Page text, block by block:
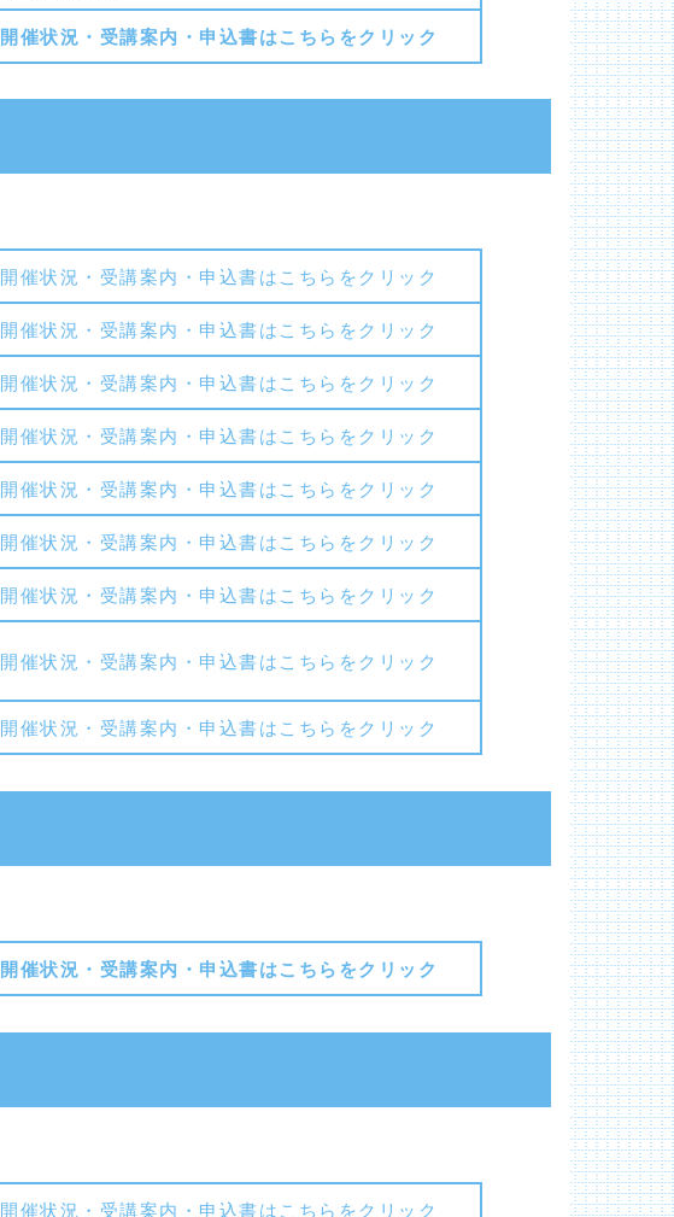
開催状況・受講案内・申込書はこちらをクリック
開催状況・受講案内・申込書はこちらをクリック
開催状況・受講案内・申込書はこちらをクリック
開催状況・受講案内・申込書はこちらをクリック
開催状況・受講案内・申込書はこちらをクリック
開催状況・受講案内・申込書はこちらをクリック
開催状況・受講案内・申込書はこちらをクリック
開催状況・受講案内・申込書はこちらをクリック
開催状況・受講案内・申込書はこちらをクリック
開催状況・受講案内・申込書はこちらをクリック
開催状況・受講案内・申込書はこちらをクリック
開催状況・受講案内・申込書はこちらをクリック